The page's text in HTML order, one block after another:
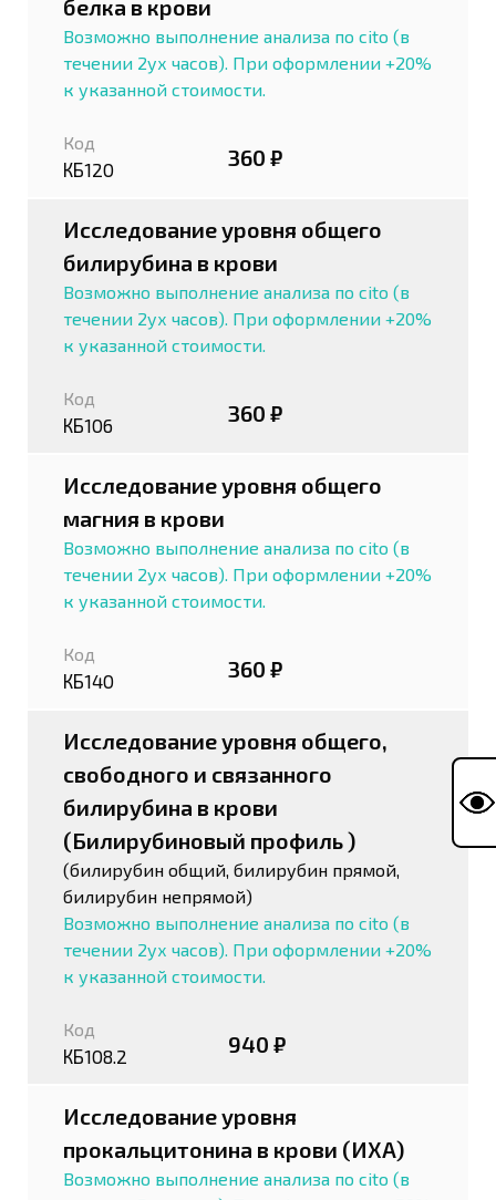
белка в крови
Возможно выполнение анализа по cito (в
течении 2ух часов). При оформлении +20%
к указанной стоимости.
Код
КБ120 360 ₽
Исследование уровня общего
билирубина в крови
Возможно выполнение анализа по cito (в
течении 2ух часов). При оформлении +20%
к указанной стоимости.
Код
КБ106 360 ₽
Исследование уровня общего
магния в крови
Возможно выполнение анализа по cito (в
течении 2ух часов). При оформлении +20%
к указанной стоимости.
Код
КБ140 360 ₽
Исследование уровня общего,
свободного и связанного
билирубина в крови
(Билирубиновый профиль )
(билирубин общий, билирубин прямой,
билирубин непрямой)
Возможно выполнение анализа по cito (в
течении 2ух часов). При оформлении +20%
к указанной стоимости.
Код
КБ108.2 940 ₽
Исследование уровня
прокальцитонина в крови (ИХА)
Возможно выполнение анализа по cito (в